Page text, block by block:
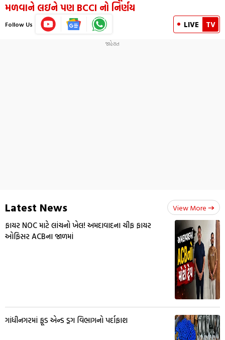
મળવાને લઇને પણ BCCI નો નિર્ણય
Follow Us LIVE TV
Latest News View More
ફાયર NOC માટે લાંચનો ખેલ! અમદાવાદના ચીફ ફાયર
ઓફિસર ACBના જાળમાં
ગાંધીનગરમાં ફૂડ એન્ડ ડ્રગ વિભાગનો પર્દાફાશ